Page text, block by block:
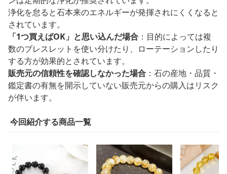
浄化を怠ると石本来のエネルギーが発揮されにくくなると
されています。
「1つ買えばOK」と思い込んだ場合 ：目的によっては複
数のブレスレットを使い分けたり、ローテーションしたり
する方が効果的とされています。
販売元の信頼性を確認しなかった場合 ：石の産地・品質・
鑑定書の有無を開示していない販売元からの購入はリスク
が伴います。
今回紹介する商品一覧